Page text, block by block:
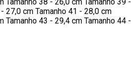
27,0 cm Tamanho 41 - 28,0 cm
Tamanho 43 - 29,4 cm Tamanho 44 -